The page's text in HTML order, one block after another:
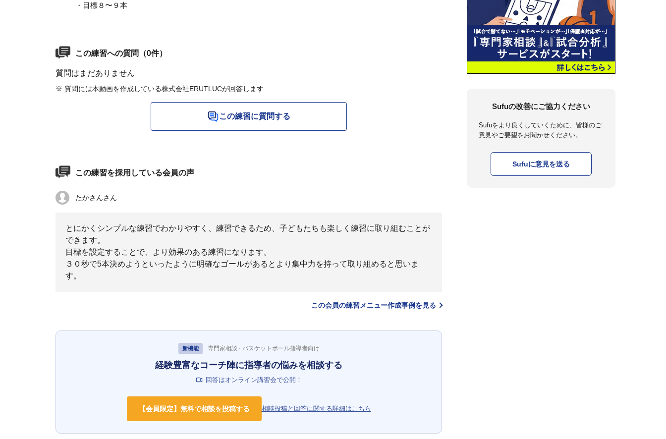
・目標８〜９本
この練習への質問（0件）
質問はまだありません
※ 質問には本動画を作成している株式会社ERUTLUCが回答します
この練習に質問する
この練習を採用している会員の声
たかさんさん
とにかくシンプルな練習でわかりやすく、練習できるため、子どもたちも楽しく練習に取り組むことが
できます。
目標を設定することで、より効果のある練習になります。
３０秒で5本決めようといったように明確なゴールがあるとより集中力を持って取り組めると思いま
す。
この会員の練習メニュー作成事例を見る
新機能 専門家相談 · バスケットボール指導者向け
経験豊富なコーチ陣に指導者の悩みを相談する
回答はオンライン講習会で公開！
【会員限定】無料で相談を投稿する 相談投稿と回答に関する詳細はこちら
Sufuの改善にご協力ください
Sufuをより良くしていくために、皆様のご
意見やご要望をお聞かせください。
Sufuに意見を送る